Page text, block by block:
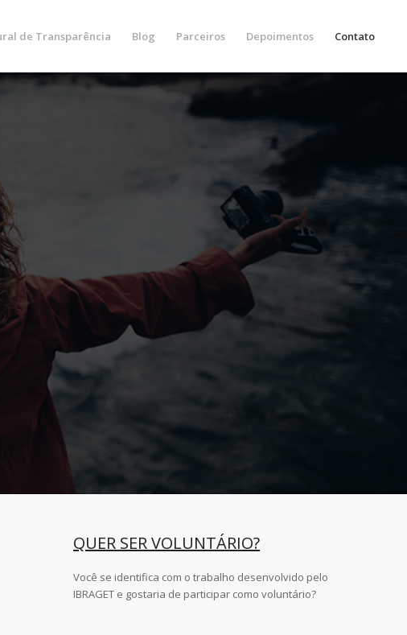
de Transparência Blog Parceiros Depoimentos Contato
QUER SER VOLUNTÁRIO?
Você se identifica com o trabalho desenvolvido pelo
IBRAGET e gostaria de participar como voluntário?